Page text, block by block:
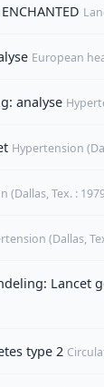
European
analyse
Hypertension
(Dallas, Tex. :
(Dallas,
Lancet
type 2